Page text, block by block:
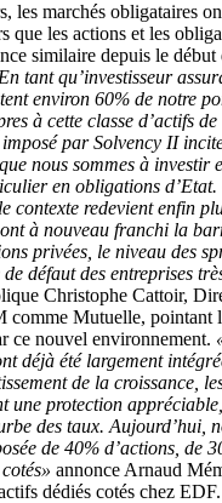
les marchés obligataires
que les actions et les
similaire depuis le début
tant qu’investisseur
environ 60% de notre
à cette classe d’actifs
par Solvency II
nous sommes à investir
en obligations d’Etat.
contexte redevient enfin
à nouveau franchi la
privées, le niveau des
défaut des entreprises
Christophe Cattoir,
comme Mutuelle, pointant
ce nouvel environnement.
déjà été largement
de la croissance,
une protection
des taux. Aujourd’hui,
de 40% d’actions, de
annonce Arnaud
dédiés cotés chez EDF.